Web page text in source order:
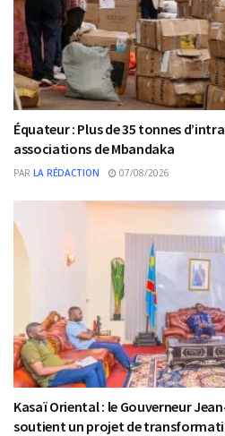
Équateur : Plus de 35 tonnes
associations de Mbandaka
PAR LA RÉDACTION 07/08/2026
Kasaï Oriental : le Gouverneur
soutient un projet de